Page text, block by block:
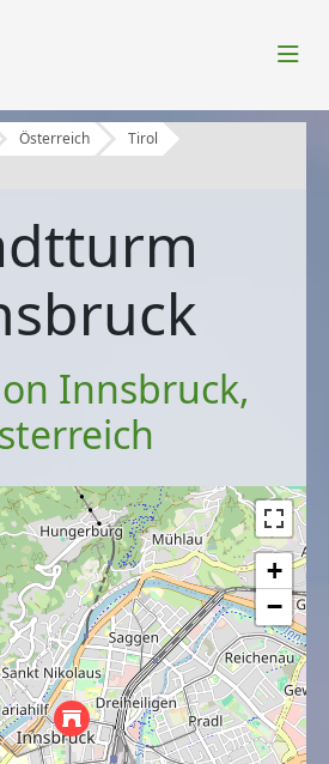
Österreich
Tirol
Innsbruck,
+
−